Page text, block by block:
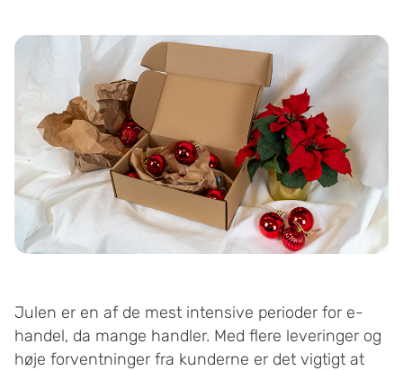
Julen er en af de mest intensive perioder for e-
handel, da mange handler. Med flere leveringer og
høje forventninger fra kunderne er det vigtigt at